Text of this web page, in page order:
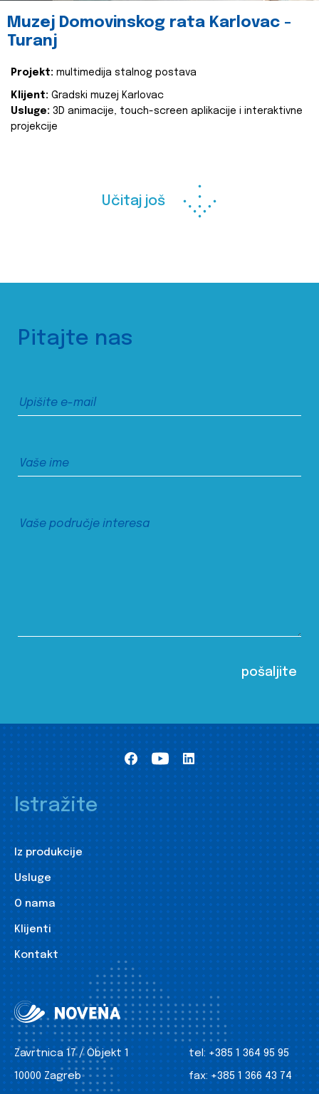
Muzej Domovinskog rata Karlovac -
Turanj
Projekt: multimedija stalnog postava
Klijent: Gradski muzej Karlovac
Usluge: 3D animacije, touch-screen aplikacije i interaktivne
projekcije
Učitaj još
Pitajte nas
Istražite
Iz produkcije
Usluge
O nama
Klijenti
Kontakt
Zavrtnica 17 / Objekt 1
10000 Zagreb
tel: +385 1 364 95 95
fax: +385 1 366 43 74